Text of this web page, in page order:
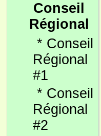
Conseil
Régional
* Conseil
Régional
#1
* Conseil
Régional
#2